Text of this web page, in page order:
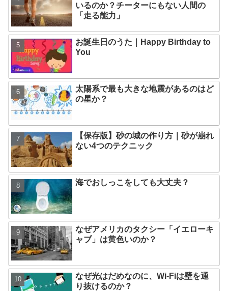
いるのか？チーターにもない人間の
「走る能力」
お誕生日のうた｜Happy Birthday to
You
太陽系で最も大きな地震があるのはど
の星か？
【保存版】砂の城の作り方｜砂が崩れ
ない4つのテクニック
海でおしっこをしても大丈夫？
なぜアメリカのタクシー「イエローキ
ャブ」は黄色いのか？
なぜ光はだめなのに、Wi-Fiは壁を通
り抜けるのか？